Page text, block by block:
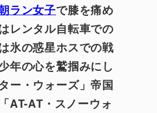
ラン女子で膝を痛め
レンタル自転車での
氷の惑星ホスでの戦
年の心を鷲掴みにし
ー・ウォーズ」帝国
AT-AT・スノーウォ